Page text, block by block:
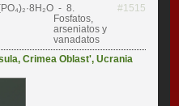
- 8.
Fosfatos,
arseniatos y
vanadatos
#1515
,Crimea Oblast',Ucrania